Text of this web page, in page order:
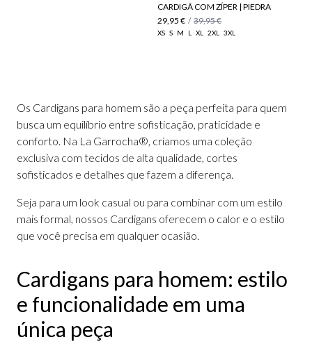
CARDIGÃ COM ZÍPER | PIEDRA
29,95 € / 39,95 €
XS S M L XL 2XL 3XL
Os Cardigans para homem são a peça perfeita para quem
busca um equilíbrio entre sofisticação, praticidade e
conforto. Na La Garrocha®, criamos uma coleção
exclusiva com tecidos de alta qualidade, cortes
sofisticados e detalhes que fazem a diferença.
Seja para um look casual ou para combinar com um estilo
mais formal, nossos Cardigans oferecem o calor e o estilo
que você precisa em qualquer ocasião.
Cardigans para homem: estilo
e funcionalidade em uma
única peça